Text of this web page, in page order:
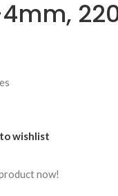
wishlist
now!